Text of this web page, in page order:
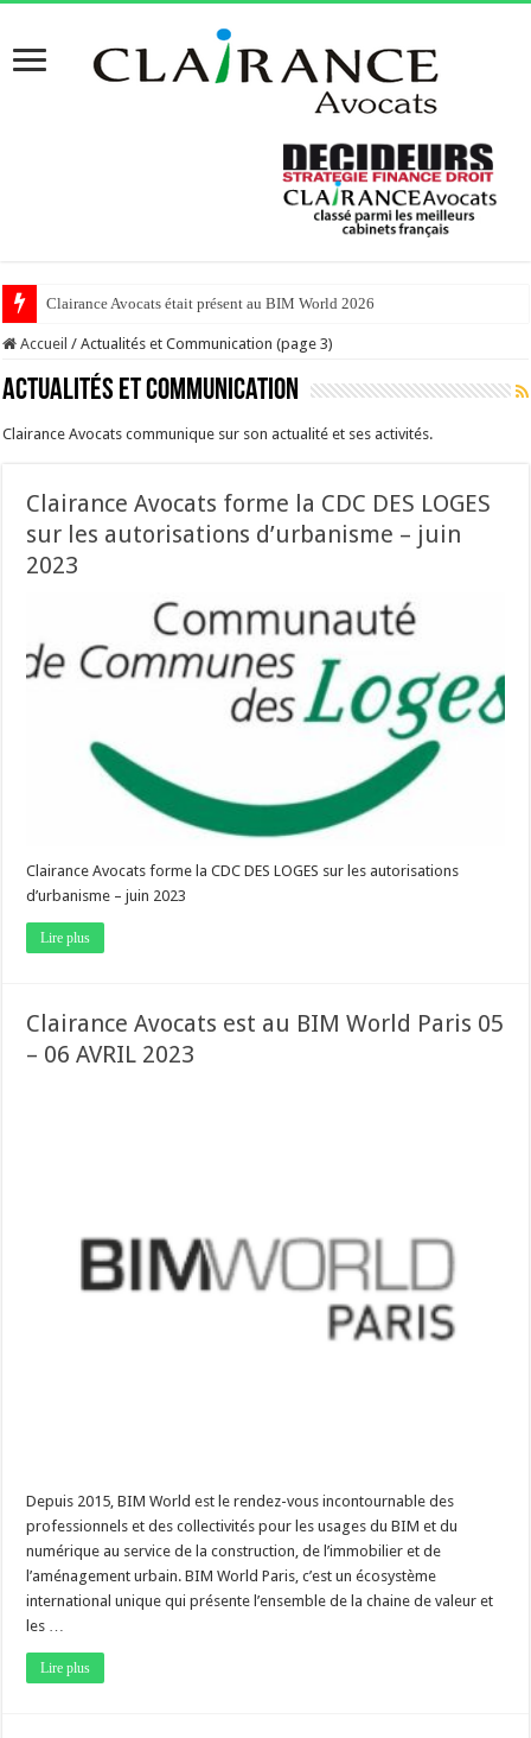
Clairance Avocats était présent au BIM World 2026
Accueil / Actualités et Communication (page 3)
Actualités et Communication
Clairance Avocats communique sur son actualité et ses activités.
Clairance Avocats forme la CDC DES LOGES
sur les autorisations d’urbanisme – juin
2023
Clairance Avocats forme la CDC DES LOGES sur les autorisations
d’urbanisme – juin 2023
Lire plus
Clairance Avocats est au BIM World Paris 05
– 06 AVRIL 2023
Depuis 2015, BIM World est le rendez-vous incontournable des
professionnels et des collectivités pour les usages du BIM et du
numérique au service de la construction, de l’immobilier et de
l’aménagement urbain. BIM World Paris, c’est un écosystème
international unique qui présente l’ensemble de la chaine de valeur et
les …
Lire plus